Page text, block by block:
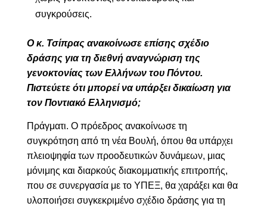
συγκρούσεις.
Ο κ. Τσίπρας ανακοίνωσε επίσης σχέδιο
δράσης για τη διεθνή αναγνώριση της
γενοκτονίας των Ελλήνων του Πόντου.
Πιστεύετε ότι μπορεί να υπάρξει δικαίωση για
τον Ποντιακό Ελληνισμό;
Πράγματι. Ο πρόεδρος ανακοίνωσε τη
συγκρότηση από τη νέα Βουλή, όπου θα υπάρχει
πλειοψηφία των προοδευτικών δυνάμεων, μιας
μόνιμης και διαρκούς διακομματικής επιτροπής,
που σε συνεργασία με το ΥΠΕΞ, θα χαράξει και θα
υλοποιήσει συγκεκριμένο σχέδιο δράσης για τη